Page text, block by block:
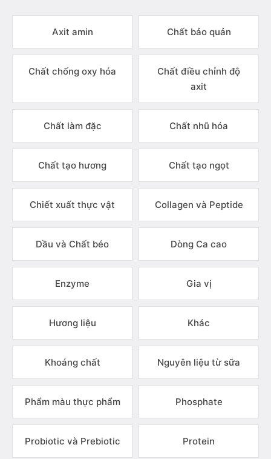
Axit amin Chất bảo quản
Chất chống oxy hóa
Chất điều chỉnh độ
axit
Chất làm đặc Chất nhũ hóa
Chất tạo hương Chất tạo ngọt
Chiết xuất thực vật Collagen và Peptide
Dầu và Chất béo Dòng Ca cao
Enzyme Gia vị
Hương liệu Khác
Khoáng chất Nguyên liệu từ sữa
Phẩm màu thực phẩm Phosphate
Probiotic và Prebiotic Protein